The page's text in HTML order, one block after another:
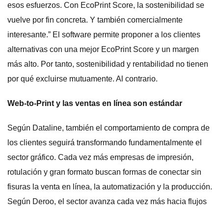
esos esfuerzos. Con EcoPrint Score, la sostenibilidad se
vuelve por fin concreta. Y también comercialmente
interesante.” El software permite proponer a los clientes
alternativas con una mejor EcoPrint Score y un margen
más alto. Por tanto, sostenibilidad y rentabilidad no tienen
por qué excluirse mutuamente. Al contrario.
Web-to-Print y las ventas en línea son estándar
Según Dataline, también el comportamiento de compra de
los clientes seguirá transformando fundamentalmente el
sector gráfico. Cada vez más empresas de impresión,
rotulación y gran formato buscan formas de conectar sin
fisuras la venta en línea, la automatización y la producción.
Según Deroo, el sector avanza cada vez más hacia flujos